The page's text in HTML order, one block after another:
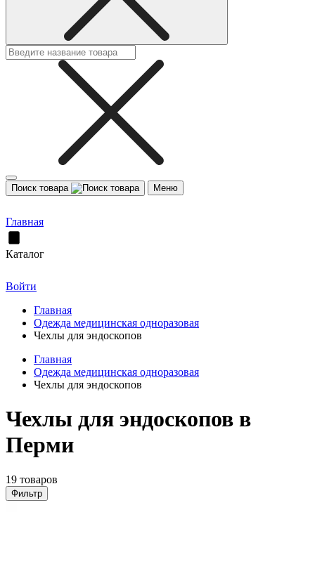
Поиск товара Меню
Главная
Каталог
Войти
Главная
Одежда медицинская одноразовая
Чехлы для эндоскопов
Главная
Одежда медицинская одноразовая
Чехлы для эндоскопов
Чехлы для эндоскопов в
Перми
19 товаров
Фильтр